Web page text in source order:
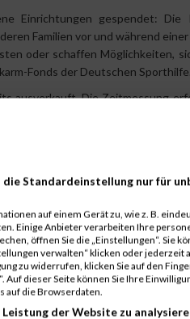
Einrichtungen gespendet: Die
Familien vor und während
oder schaffen Möglichkeiten,
Fonds der Deutschen Sporthilfe.
ausverkauft. Die Zeitmessung
die Standardeinstellung nur für
auf einem Gerät zu, wie z. B.
Einige Anbieter verarbeiten Ihre
öffnen Sie die „Einstellungen“. Sie
verwalten“ klicken oder jederzeit
zu widerrufen, klicken Sie auf den
Auf dieser Seite können Sie Ihre
auf die Browserdaten.
der Website zu